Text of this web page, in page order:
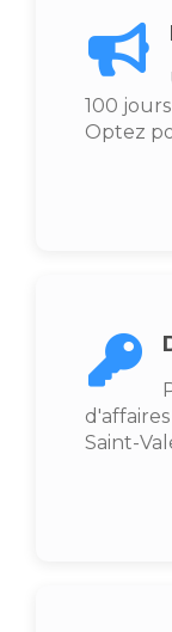
100
Optez
Saint-